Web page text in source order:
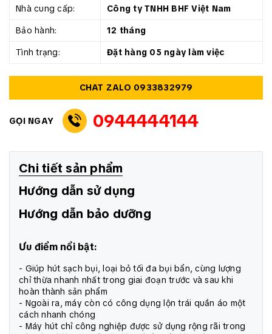
Nhà cung cấp:
Công ty TNHH BHF Việt Nam
Bảo hành:
12 tháng
Tình trạng:
Đặt hàng 05 ngày làm việc
CHAT ZALO 0933832979
GỌI NGAY 0944444144
Chi tiết sản phẩm
Hướng dẫn sử dụng
Hướng dẫn bảo dưỡng
Ưu điểm nổi bật:
- Giúp hút sạch bụi, loại bỏ tối đa bụi bẩn, cùng lượng
chỉ thừa nhanh nhất trong giai đoạn trước và sau khi
hoàn thành sản phẩm
- Ngoài ra, máy còn có công dụng lộn trái quần áo một
cách nhanh chóng
- Máy hút chỉ công nghiệp được sử dụng rộng rãi trong